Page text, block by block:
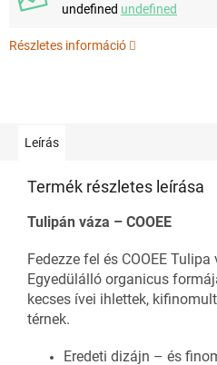
undefined undefined
Részletes információ
Leírás
Termék részletes leírása
Tulipán váza – COOEE
Fedezze fel és COOEE
Egyedülálló organicus
kecses ívei ihlettek,
térnek.
Eredeti dizájn – és